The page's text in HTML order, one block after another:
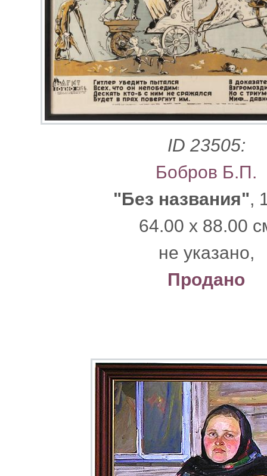
ID 23505:
Бобров Б.П.
"Без названия",
64.00 x 88.00
не указано,
Продано